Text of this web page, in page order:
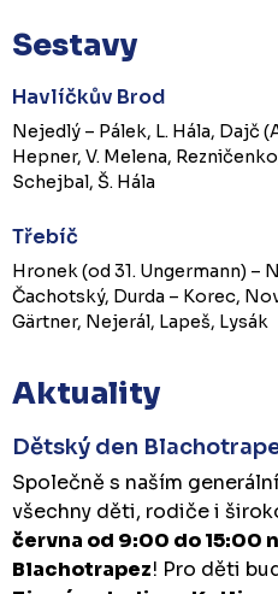
Sestavy
Havlíčkův Brod
Nejedlý – Pálek, L. Hála, Dajč
Hepner, V. Melena,
Schejbal, Š. Hála
Třebíč
Hronek (od 31. Ungermann) –
Čachotský, Durda – Korec,
Gärtner, Nejerál, Lapeš, Lysák
Aktuality
Dětský den
Společně s naším
všechny děti, rodiče i
června od 9:00 do 15:00
Blachotrapez! Pro děti